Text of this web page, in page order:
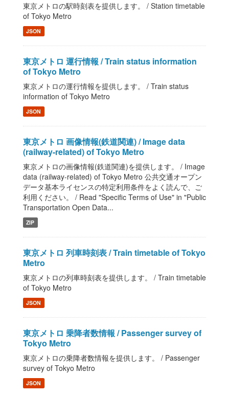
東京メトロの駅時刻表を提供します。 / Station timetable
of Tokyo Metro
JSON
東京メトロ 運行情報 / Train status information
of Tokyo Metro
東京メトロの運行情報を提供します。 / Train status
information of Tokyo Metro
JSON
東京メトロ 画像情報(鉄道関連) / Image data
(railway-related) of Tokyo Metro
東京メトロの画像情報(鉄道関連)を提供します。 / Image
data (railway-related) of Tokyo Metro 公共交通オープン
データ基本ライセンスの特定利用条件をよく読んで、ご
利用ください。 / Read "Specific Terms of Use" in "Public
Transportation Open Data...
ZIP
東京メトロ 列車時刻表 / Train timetable of Tokyo
Metro
東京メトロの列車時刻表を提供します。 / Train timetable
of Tokyo Metro
JSON
東京メトロ 乗降者数情報 / Passenger survey of
Tokyo Metro
東京メトロの乗降者数情報を提供します。 / Passenger
survey of Tokyo Metro
JSON